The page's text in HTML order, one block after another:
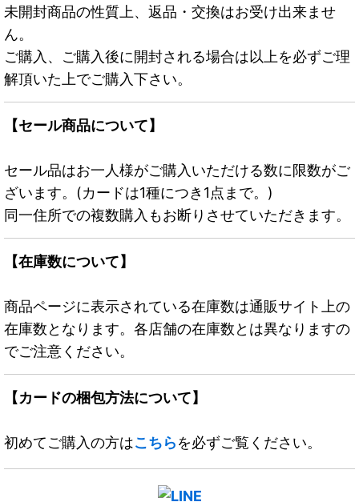
未開封商品の性質上、返品・交換はお受け出来ませ
ん。
ご購入、ご購入後に開封される場合は以上を必ずご理
解頂いた上でご購入下さい。
【セール商品について】
セール品はお一人様がご購入いただける数に限数がご
ざいます。(カードは1種につき1点まで。)
同一住所での複数購入もお断りさせていただきます。
【在庫数について】
商品ページに表示されている在庫数は通販サイト上の
在庫数となります。各店舗の在庫数とは異なりますの
でご注意ください。
【カードの梱包方法について】
初めてご購入の方はこちらを必ずご覧ください。